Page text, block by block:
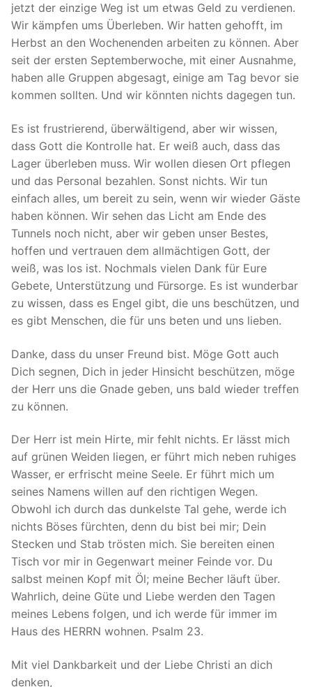
jetzt der einzige Weg ist um etwas Geld zu verdienen.
Wir kämpfen ums Überleben. Wir hatten gehofft, im
Herbst an den Wochenenden arbeiten zu können. Aber
seit der ersten Septemberwoche, mit einer Ausnahme,
haben alle Gruppen abgesagt, einige am Tag bevor sie
kommen sollten. Und wir könnten nichts dagegen tun.
Es ist frustrierend, überwältigend, aber wir wissen,
dass Gott die Kontrolle hat. Er weiß auch, dass das
Lager überleben muss. Wir wollen diesen Ort pflegen
und das Personal bezahlen. Sonst nichts. Wir tun
einfach alles, um bereit zu sein, wenn wir wieder Gäste
haben können. Wir sehen das Licht am Ende des
Tunnels noch nicht, aber wir geben unser Bestes,
hoffen und vertrauen dem allmächtigen Gott, der
weiß, was los ist. Nochmals vielen Dank für Eure
Gebete, Unterstützung und Fürsorge. Es ist wunderbar
zu wissen, dass es Engel gibt, die uns beschützen, und
es gibt Menschen, die für uns beten und uns lieben.
Danke, dass du unser Freund bist. Möge Gott auch
Dich segnen, Dich in jeder Hinsicht beschützen, möge
der Herr uns die Gnade geben, uns bald wieder treffen
zu können.
Der Herr ist mein Hirte, mir fehlt nichts. Er lässt mich
auf grünen Weiden liegen, er führt mich neben ruhiges
Wasser, er erfrischt meine Seele. Er führt mich um
seines Namens willen auf den richtigen Wegen.
Obwohl ich durch das dunkelste Tal gehe, werde ich
nichts Böses fürchten, denn du bist bei mir; Dein
Stecken und Stab trösten mich. Sie bereiten einen
Tisch vor mir in Gegenwart meiner Feinde vor. Du
salbst meinen Kopf mit Öl; meine Becher läuft über.
Wahrlich, deine Güte und Liebe werden den Tagen
meines Lebens folgen, und ich werde für immer im
Haus des HERRN wohnen. Psalm 23.
Mit viel Dankbarkeit und der Liebe Christi an dich
denken,